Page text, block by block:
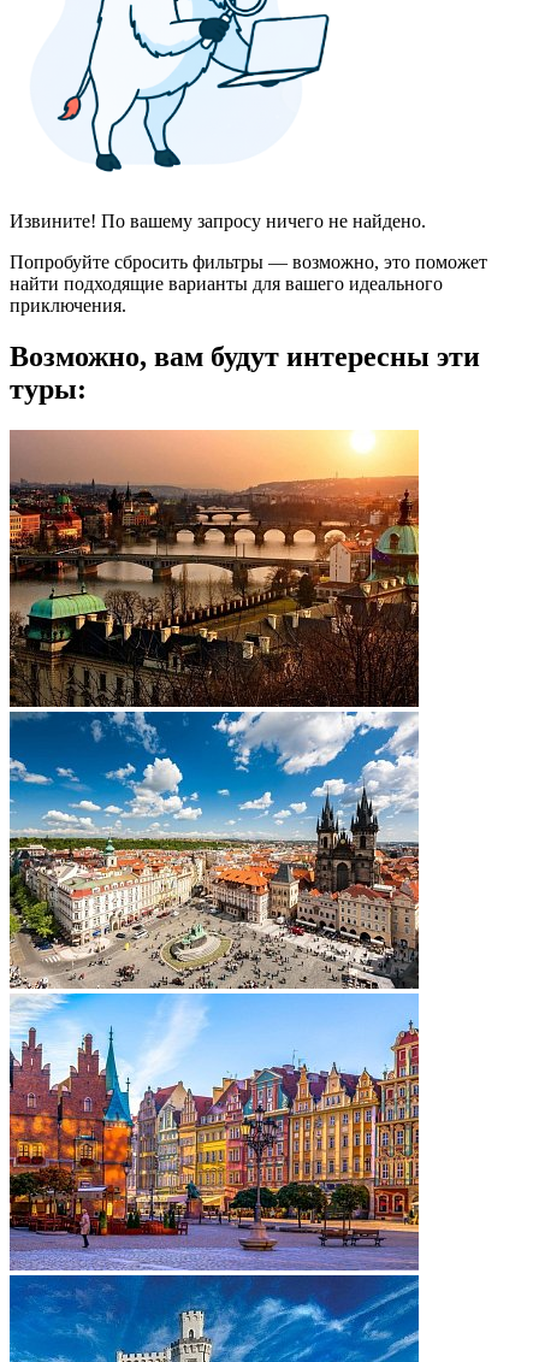
Извините! По вашему запросу ничего не найдено.
Попробуйте сбросить фильтры — возможно, это поможет
найти подходящие варианты для вашего идеального
приключения.
Возможно, вам будут интересны эти
туры: